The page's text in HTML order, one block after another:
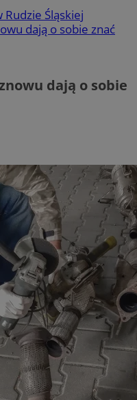
Śląskiej
dają o sobie znać
dają o sobie